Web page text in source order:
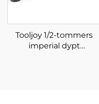
Tooljoy 1/2-tommers
imperial dypt